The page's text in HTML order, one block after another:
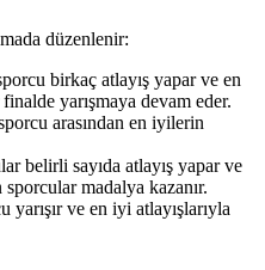
düzenlenir:
birkaç atlayış yapar ve en
yarışmaya devam eder.
arasından en iyilerin
belirli sayıda atlayış yapar ve
madalya kazanır.
ve en iyi atlayışlarıyla